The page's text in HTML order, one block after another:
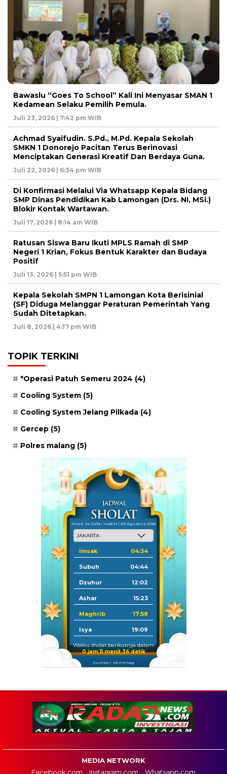
Bawaslu “Goes To School” Kali Ini Menyasar SMAN 1
Kedamean Selaku Pemilih Pemula.
Juli 23, 2026 | 7:42 pm WIB
Achmad Syaifudin. S.Pd., M.Pd. Kepala Sekolah
SMKN 1 Donorejo Pacitan Terus Berinovasi
Menciptakan Generasi Kreatif Dan Berdaya Guna.
Juli 22, 2026 | 6:34 pm WIB
Di Konfirmasi Melalui Via Whatsapp Kepala Bidang
SMP Dinas Pendidikan Kab Lamongan (Drs. NI, MSi.)
Blokir Kontak Wartawan.
Juli 17, 2026 | 8:14 am WIB
Ratusan Siswa Baru Ikuti MPLS Ramah di SMP
Negeri 1 Krian, Fokus Bentuk Karakter dan Budaya
Positif
Juli 13, 2026 | 5:51 pm WIB
Kepala Sekolah SMPN 1 Lamongan Kota Berisinial
(SF) Diduga Melanggar Peraturan Pemerintah Yang
Sudah Ditetapkan.
Juli 8, 2026 | 4:17 pm WIB
TOPIK TERKINI
*Operasi Patuh Semeru 2024 (4)
Cooling System (5)
Cooling System Jelang Pilkada (4)
Gercep (5)
Polres malang (5)
Ahad, 24 Safar 1448 H / 09 Agustus 2026
Imsak 04:34
Subuh 04:44
Dzuhur 12:02
Ashar 15:23
Maghrib 17:58
Isya 19:09
Waktu sholat berikutnya dalam:
0 jam 11 menit 35 detik
Sumber: Kemenag
MEDIA NETWORK
Facebook.com
Instagram.com Whatsapp.com